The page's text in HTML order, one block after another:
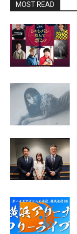
MOST READ